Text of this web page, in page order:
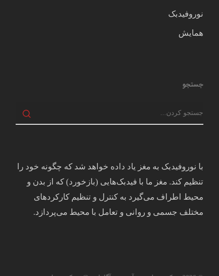
نوروفیدبک
همایش
جستجو
با نوروفیدبک به مغز ياد داده خواهد شد كه چگونه خود را
تنظيم كند. مغز ما با فيدبک‌هايی (بازخورد) که از بدن و
محيط اطراف می‌گيرد به کنترل و تنظيم کارکردهای
مختلف جسمی و روانی و تعامل با محيط می‌پردازد.